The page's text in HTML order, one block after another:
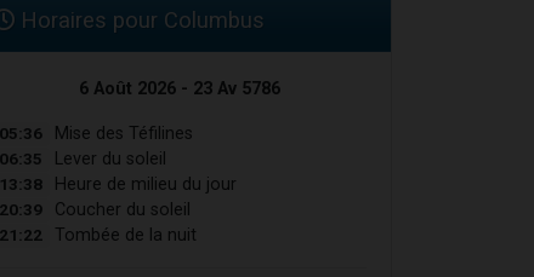
Horaires pour Columbus
6 Août 2026 - 23 Av 5786
05:36 Mise des Téfilines
06:35 Lever du soleil
13:38 Heure de milieu du jour
20:39 Coucher du soleil
21:22 Tombée de la nuit